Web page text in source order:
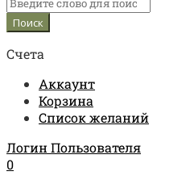
Счета
Аккаунт
Корзина
Список желаний
Логин Пользователя
0